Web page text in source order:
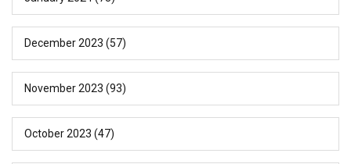
December 2023 (57)
November 2023 (93)
October 2023 (47)